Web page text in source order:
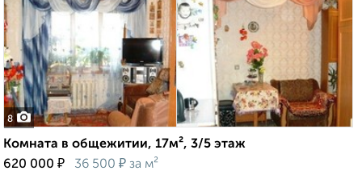
8
Комната в общежитии, 17м², 3/5 этаж
620 000 ₽ 36 500 ₽ за м²